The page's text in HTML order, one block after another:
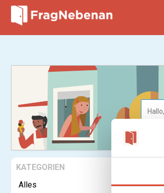
KATEGORIEN
Alles